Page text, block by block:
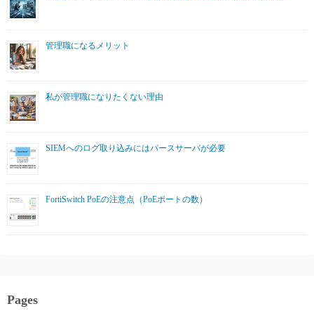
管理職になるメリット
私が管理職になりたくない理由
SIEMへのログ取り込みにはパースサーバが必要
FortiSwitch PoEの注意点（PoEポートの数）
Pages